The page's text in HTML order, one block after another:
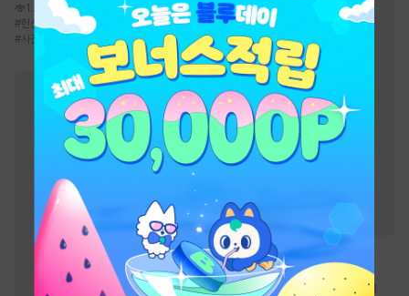
1.2만
#헌신공 능글공 # #정치/재벌
#사건물
소설 주말의 파트너 [단행본]
2.4만
#3인칭시점 #까칠공 # 미남수
현대물